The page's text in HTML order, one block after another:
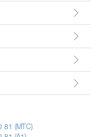
81 (МТС)